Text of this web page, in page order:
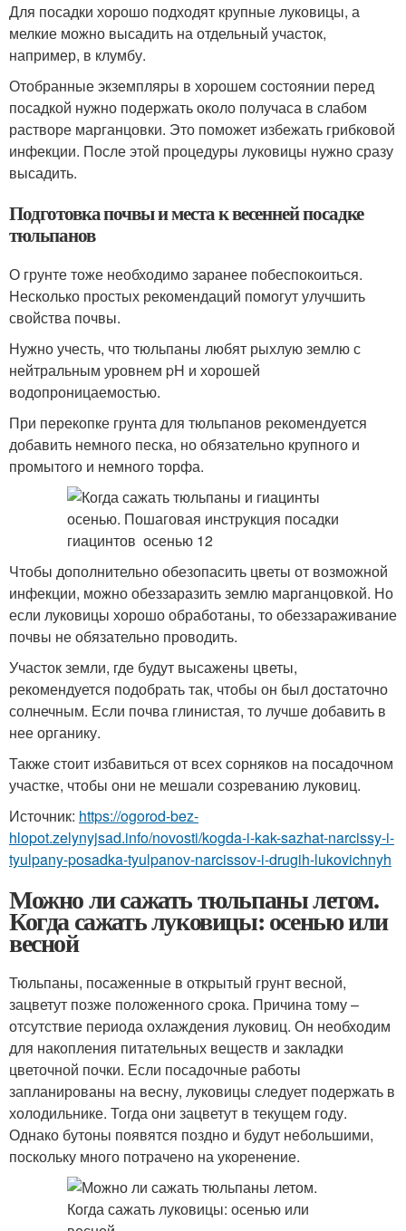
Для посадки хорошо подходят крупные луковицы, а
мелкие можно высадить на отдельный участок,
например, в клумбу.
Отобранные экземпляры в хорошем состоянии перед
посадкой нужно подержать около получаса в слабом
растворе марганцовки. Это поможет избежать грибковой
инфекции. После этой процедуры луковицы нужно сразу
высадить.
Подготовка почвы и места к весенней посадке
тюльпанов
О грунте тоже необходимо заранее побеспокоиться.
Несколько простых рекомендаций помогут улучшить
свойства почвы.
Нужно учесть, что тюльпаны любят рыхлую землю с
нейтральным уровнем pH и хорошей
водопроницаемостью.
При перекопке грунта для тюльпанов рекомендуется
добавить немного песка, но обязательно крупного и
промытого и немного торфа.
Чтобы дополнительно обезопасить цветы от возможной
инфекции, можно обеззаразить землю марганцовкой. Но
если луковицы хорошо обработаны, то обеззараживание
почвы не обязательно проводить.
Участок земли, где будут высажены цветы,
рекомендуется подобрать так, чтобы он был достаточно
солнечным. Если почва глинистая, то лучше добавить в
нее органику.
Также стоит избавиться от всех сорняков на посадочном
участке, чтобы они не мешали созреванию луковиц.
Источник: https://ogorod-bez-
hlopot.zelynyjsad.info/novosti/kogda-i-kak-sazhat-narcissy-i-
tyulpany-posadka-tyulpanov-narcissov-i-drugih-lukovichnyh
Можно ли сажать тюльпаны летом.
Когда сажать луковицы: осенью или
весной
Тюльпаны, посаженные в открытый грунт весной,
зацветут позже положенного срока. Причина тому –
отсутствие периода охлаждения луковиц. Он необходим
для накопления питательных веществ и закладки
цветочной почки. Если посадочные работы
запланированы на весну, луковицы следует подержать в
холодильнике. Тогда они зацветут в текущем году.
Однако бутоны появятся поздно и будут небольшими,
поскольку много потрачено на укоренение.